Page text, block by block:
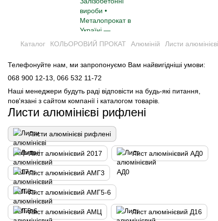
Каталог КОЛЬОРОВИЙ ПРОКАТ Алюміній Листи
Телефонуйте нам, ми запропонуємо Вам найвигідніші умови:
068 900 12-13, 066 532 11-72
Наші менеджери будуть раді відповісти на будь-які питання,
пов'язані з сайтом компанії і каталогом товарів.
Листи алюмінієві рифлені
Листи алюмінієві рифлені
Лист алюмінієвий 2017 Лист алюмінієвий АД0
Лист алюмінієвий АМГ3
Лист алюмінієвий АМГ5-6
Лист алюмінієвий АМЦ Лист алюмінієвий Д16